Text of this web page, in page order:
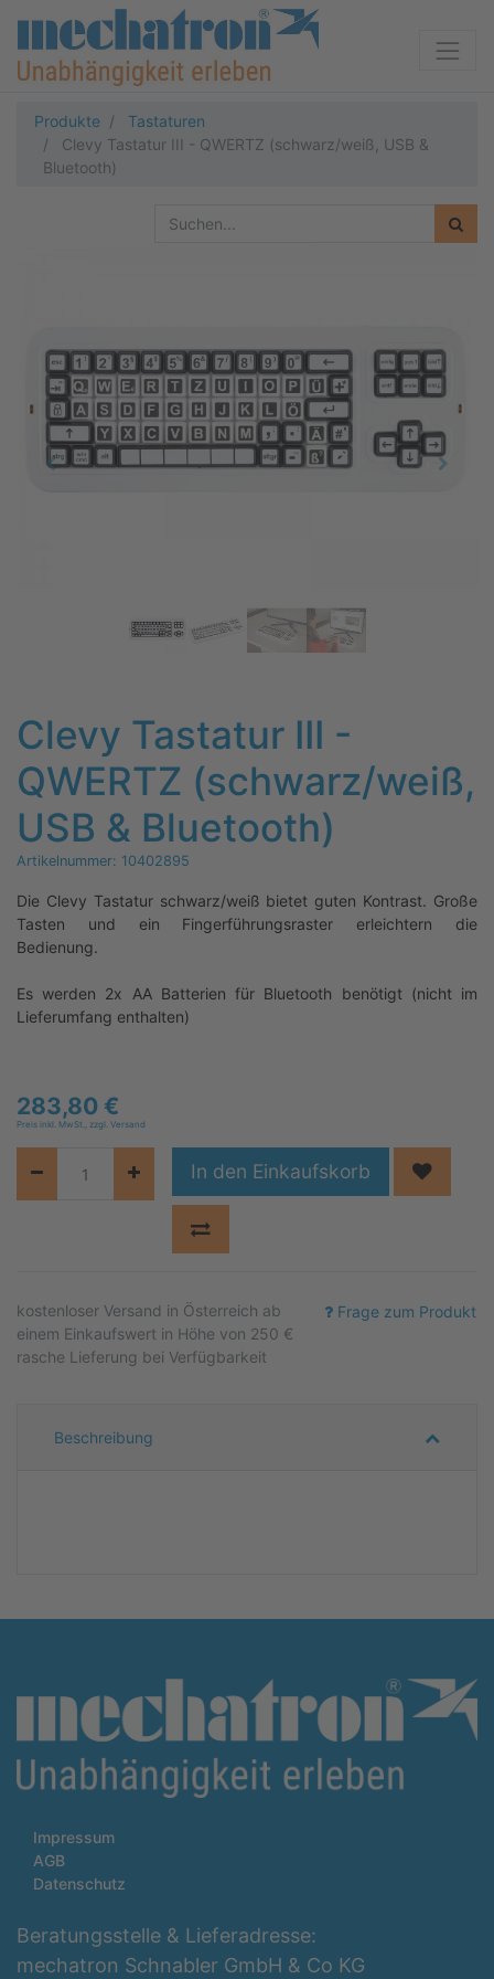
Produkte
Tastaturen
Clevy Tastatur III - QWERTZ (schwarz/weiß, USB &
Bluetooth)
Clevy Tastatur III -
QWERTZ (schwarz/weiß,
USB & Bluetooth)
Artikelnummer: 10402895
Die Clevy Tastatur schwarz/weiß bietet guten Kontrast. Große
Tasten und ein Fingerführungsraster erleichtern die
Bedienung.
Es werden 2x AA Batterien für Bluetooth benötigt (nicht im
Lieferumfang enthalten)
283,80 €
Preis inkl. MwSt., zzgl. Versand
In den Einkaufskorb
Frage zum Produkt
kostenloser Versand in Österreich ab
einem Einkaufswert in Höhe von 250 €
rasche Lieferung bei Verfügbarkeit
Beschreibung
Impressum
AGB
Datenschutz
Beratungsstelle & Lieferadresse:
mechatron Schnabler GmbH & Co KG